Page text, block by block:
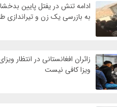
ادامه تنش در یفتل پایین
به بازرسی یک زن و تیراندازی
ویزا کافی نیست